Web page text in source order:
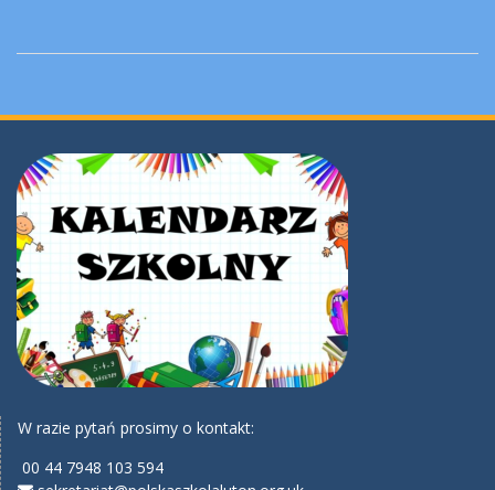
W razie pytań prosimy o kontakt:
00 44 7948 103 594